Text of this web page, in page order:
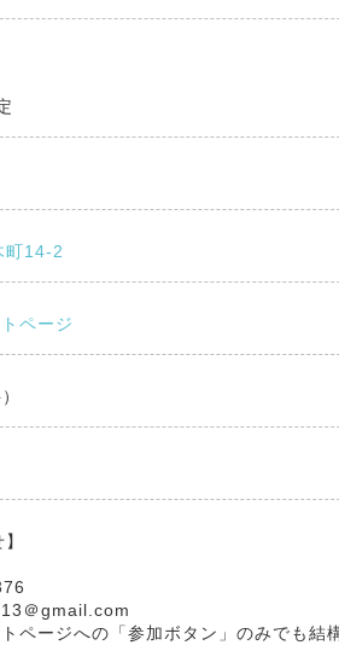
町14-2
ページ
＠gmail.com
ページへの「参加ボタン」のみでも結